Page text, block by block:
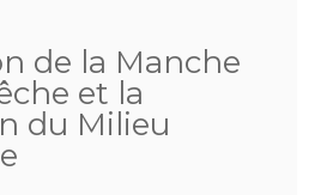
de la Manche
et la
du Milieu